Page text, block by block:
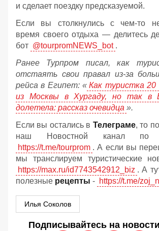
и сделает поездку предсказуемой.
Если вы столкнулись с чем-то
время своего отдыха — делитесь
бот @tourpromNEWS_bot .
Ранее Турпром писал, как
отстаять свои правал из-за
рейса в Египет:« Как туристка 20
из Москвы в Хургаду, но так в
долетела: рассказ очевидца ».
Если вы остались в Телеграме, то
наш Новостной канал по
https://t.me/tourprom . А если вы
мы транслируем туристические
https://max.ru/id7743542912_biz . А
полезные рецепты - https://t.me/
Илья Соколов
Подписывайтесь на